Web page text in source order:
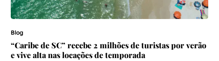
Blog
“Caribe de SC” recebe 2 milhões de turistas por verão
e vive alta nas locações de temporada